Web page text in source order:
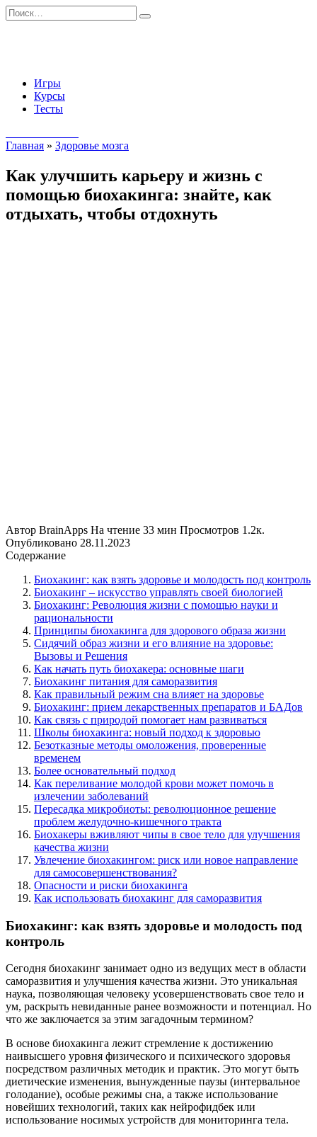
Перейти
к
Search
for:
Игры
Курсы
Тесты
Главная » Здоровье мозга
Как улучшить карьеру и жизнь с
помощью биохакинга: знайте, как
отдыхать, чтобы отдохнуть
Автор BrainApps На чтение 33 мин Просмотров 1.2к.
Опубликовано 28.11.2023
Содержание
Биохакинг: как взять здоровье и молодость под контроль
Биохакинг – искусство управлять своей биологией
Биохакинг: Революция жизни с помощью науки и
рациональности
Принципы биохакинга для здорового образа жизни
Сидячий образ жизни и его влияние на здоровье:
Вызовы и Решения
Как начать путь биохакера: основные шаги
Биохакинг питания для саморазвития
Как правильный режим сна влияет на здоровье
Биохакинг: прием лекарственных препаратов и БАДов
Как связь с природой помогает нам развиваться
Школы биохакинга: новый подход к здоровью
Безотказные методы омоложения, проверенные
временем
Более основательный подход
Как переливание молодой крови может помочь в
излечении заболеваний
Пересадка микробиоты: революционное решение
проблем желудочно-кишечного тракта
Биохакеры вживляют чипы в свое тело для улучшения
качества жизни
Увлечение биохакингом: риск или новое направление
для самосовершенствования?
Опасности и риски биохакинга
Как использовать биохакинг для саморазвития
Биохакинг: как взять здоровье и молодость под
контроль
Сегодня биохакинг занимает одно из ведущих мест в области
саморазвития и улучшения качества жизни. Это уникальная
наука, позволяющая человеку усовершенствовать свое тело и
ум, раскрыть невиданные ранее возможности и потенциал. Но
что же заключается за этим загадочным термином?
В основе биохакинга лежит стремление к достижению
наивысшего уровня физического и психического здоровья
посредством различных методик и практик. Это могут быть
диетические изменения, вынужденные паузы (интервальное
голодание), особые режимы сна, а также использование
новейших технологий, таких как нейрофидбек или
использование носимых устройств для мониторинга тела.